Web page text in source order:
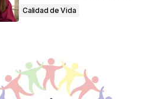
Calidad de Vida